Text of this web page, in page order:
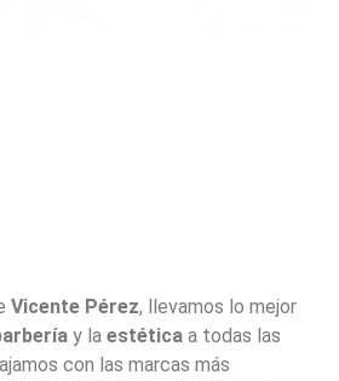
Vicente Pérez, llevamos lo mejor
y laestética a todas las
con las marcas más